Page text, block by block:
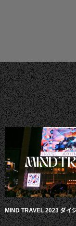
MIND TRAVEL 2023 ダイ